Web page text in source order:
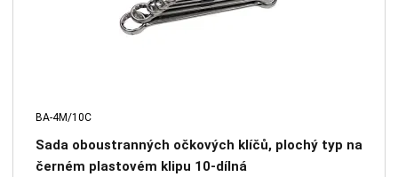
BA-4M/10C
Sada oboustranných očkových klíčů, plochý typ na
černém plastovém klipu 10-dílná